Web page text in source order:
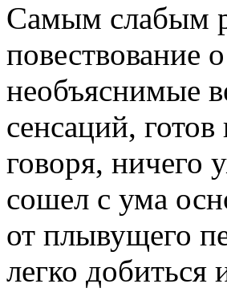
Самым слабым
повествование
необъяснимые
сенсаций,
говоря, ничего
сошел с ума
от плывущего
легко добиться